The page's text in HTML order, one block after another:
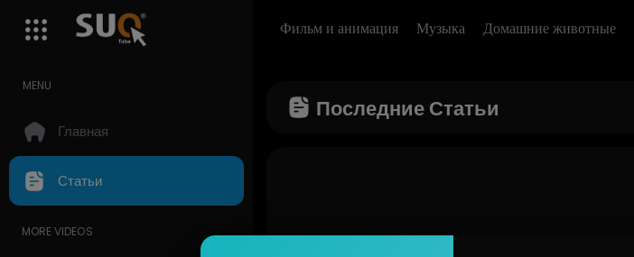
Фильм и анимация Музыка Домашние животные
MENU
Главная
Статьи
MORE VIDEOS
Последние Статьи